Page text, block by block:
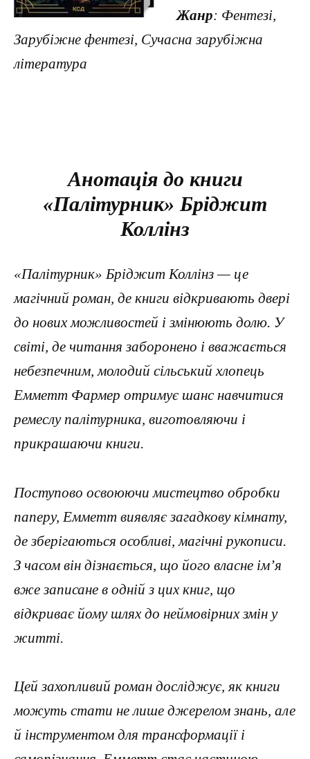
Жанр: Фентезі,
Зарубіжне фентезі, Сучасна зарубіжна
література
Анотація до книги
«Палітурник» Бріджит
Коллінз
«Палітурник» Бріджит Коллінз — це
магічний роман, де книги відкривають двері
до нових можливостей і змінюють долю. У
світі, де читання заборонено і вважається
небезпечним, молодий сільський хлопець
Емметт Фармер отримує шанс навчитися
ремеслу палітурника, виготовляючи і
прикрашаючи книги.
Поступово освоюючи мистецтво обробки
паперу, Емметт виявляє загадкову кімнату,
де зберігаються особливі, магічні рукописи.
З часом він дізнається, що його власне ім’я
вже записане в одній з цих книг, що
відкриває йому шлях до неймовірних змін у
житті.
Цей захопливий роман досліджує, як книги
можуть стати не лише джерелом знань, але
й інструментом для трансформації і